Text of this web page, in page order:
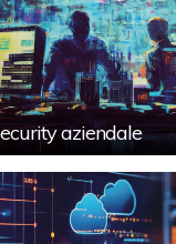
aziendale